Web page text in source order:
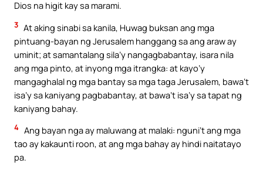
Dios na higit kay sa marami.
3 At aking sinabi sa kanila, Huwag buksan ang mga
pintuang-bayan ng Jerusalem hanggang sa ang araw ay
uminit; at samantalang sila’y nangagbabantay, isara nila
ang mga pinto, at inyong mga itrangka: at kayo’y
mangaghalal ng mga bantay sa mga taga Jerusalem, bawa’t
isa’y sa kaniyang pagbabantay, at bawa’t isa’y sa tapat ng
kaniyang bahay.
4 Ang bayan nga ay maluwang at malaki: nguni’t ang mga
tao ay kakaunti roon, at ang mga bahay ay hindi naitatayo
pa.